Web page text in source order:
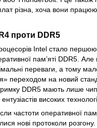
різна, хоча вони
проти DDR5
Intel стало першою
пам’яті DDR5. Але
переваги, а тому
переходом на новий
DDR5 мають лише
високих
частоти оперативної
нові протоколи